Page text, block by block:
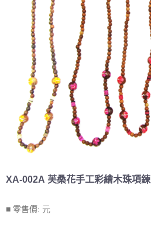
XA-002A 芙桑花手工彩繪木珠項鍊
■ 零售價: 元